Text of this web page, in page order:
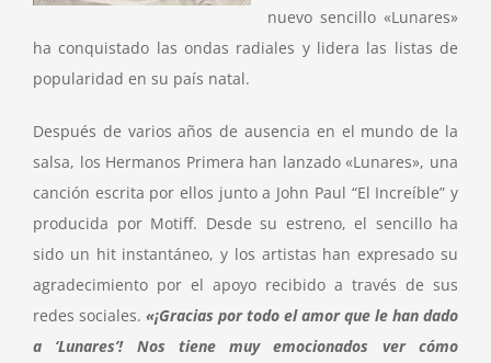
nuevo sencillo «Lunares»
ha conquistado las ondas radiales y lidera las listas de
popularidad en su país natal.
Después de varios años de ausencia en el mundo de la
salsa, los Hermanos Primera han lanzado «Lunares», una
canción escrita por ellos junto a John Paul “El Increíble” y
producida por Motiff. Desde su estreno, el sencillo ha
sido un hit instantáneo, y los artistas han expresado su
agradecimiento por el apoyo recibido a través de sus
redes sociales. «¡Gracias por todo el amor que le han dado
a ‘Lunares’! Nos tiene muy emocionados ver cómo